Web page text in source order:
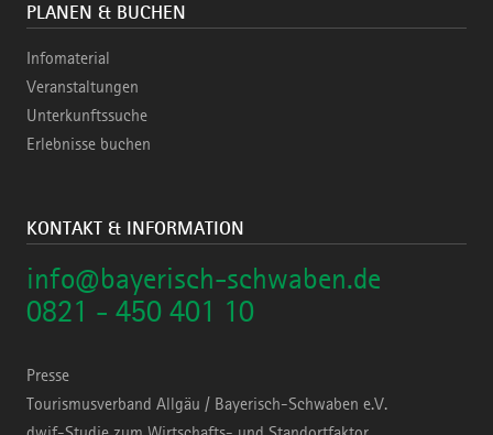
PLANEN & BUCHEN
Infomaterial
Veranstaltungen
Unterkunftssuche
Erlebnisse buchen
KONTAKT & INFORMATION
info@bayerisch-schwaben.de
0821 - 450 401 10
Presse
Tourismusverband Allgäu / Bayerisch-Schwaben e.V.